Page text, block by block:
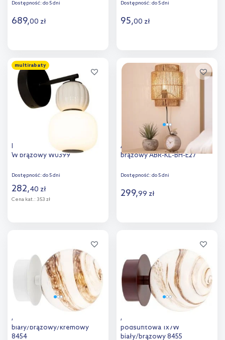
Dostępność: do 5 dni
689,00 zł
Dodaj do
porównania
Dostępność: do 5 dni
95,00 zł
Dodaj do
porównania
multirabaty
MaxLight Modern kinkiet 1x5
W brązowy W0399
Dostępność: do 5 dni
282,40 zł
Cena kat.: 353 zł
porównania
Abruzzo Boho kinkiet 1x25 W
brązowy ABR-KL-BH-E27
Dostępność: do 5 dni
299,99 zł
porównania
Argon Fabio kinkiet 1x7W
biały/brązowy/kremowy
8454
Argon Fabio lampa
podsufitowa 1x7W
biały/brązowy 8455